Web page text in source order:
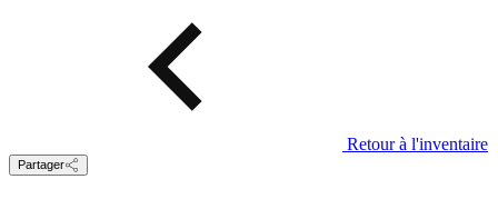
Retour à l'inventaire
Partager